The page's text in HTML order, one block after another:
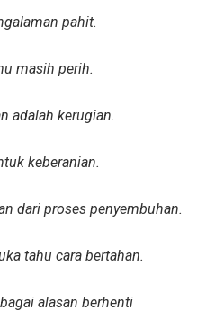
pahit.
masih perih.
adalah kerugian.
keberanian.
dari proses penyembuhan.
tahu cara bertahan.
alasan berhenti